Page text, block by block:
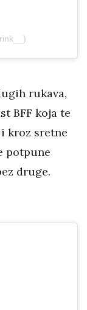
rukava,
BFF koja te
kroz sretne
potpune
druge.